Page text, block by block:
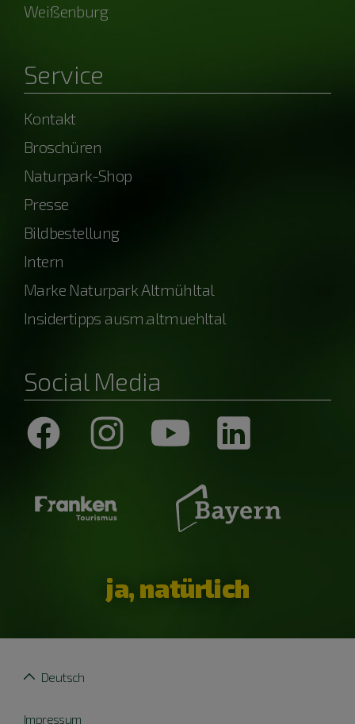
Weißenburg
Service
Kontakt
Broschüren
Naturpark-Shop
Presse
Bildbestellung
Intern
Marke Naturpark Altmühltal
Insidertipps ausm.altmuehltal
Social Media
ja, natürlich
Impressum
Deutsch